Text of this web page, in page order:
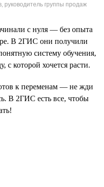
руководитель группы продаж
с нуля — без опыта
В 2ГИС они получили
систему обучения,
с которой хочется расти.
к переменам — не жди
В 2ГИС есть все, чтобы